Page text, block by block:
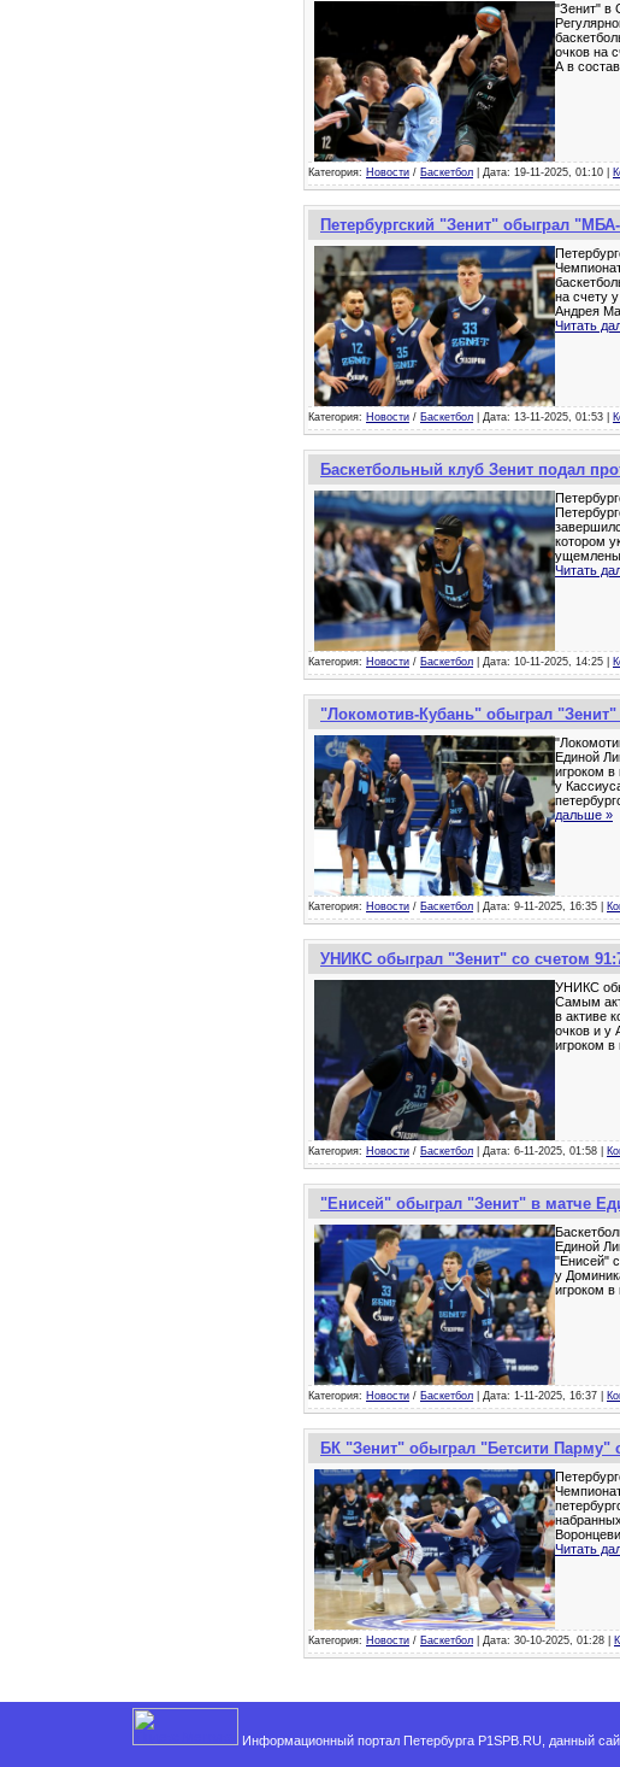
"Зенит" в
очков на
А в
Категория: Новости / Баскетбол | Дата: 19-11-2025, 01:10 |
Петербургский "Зенит" обыграл
на счету
Андрея
Читать
Категория: Новости / Баскетбол | Дата: 13-11-2025, 01:53 |
Баскетбольный клуб Зенит подал
котором
ущемлены
Читать
Категория: Новости / Баскетбол | Дата: 10-11-2025, 14:25 |
"Локомотив-Кубань" обыграл
Единой
игроком в
у
дальше »
Категория: Новости / Баскетбол | Дата: 9-11-2025, 16:35 |
УНИКС обыграл "Зенит" со счетом
УНИКС
Самым
в активе
очков и у
игроком в
Категория: Новости / Баскетбол | Дата: 6-11-2025, 01:58 |
"Енисей" обыграл "Зенит" в матче
Единой
"Енисей"
у
игроком в
Категория: Новости / Баскетбол | Дата: 1-11-2025, 16:37 |
БК "Зенит" обыграл "Бетсити Парму"
Читать
Категория: Новости / Баскетбол | Дата: 30-10-2025, 01:28 |
Информационный портал Петербурга P1SPB.RU, данный